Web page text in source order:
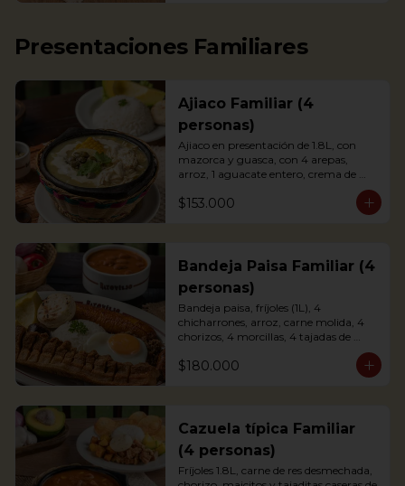
Presentaciones Familiares
Ajiaco Familiar (4
personas)
Ajiaco en presentación de 1.8L, con
mazorca y guasca, con 4 arepas,
arroz, 1 aguacate entero, crema de
*La presentación de la foto es
$153.000
Bandeja Paisa Familiar (4
personas)
Bandeja paisa, fríjoles (1L), 4
chicharrones, arroz, carne molida, 4
chorizos, 4 morcillas, 4 tajadas de
maduro, 4 huevos fritos, 1 aguacate y
4 arepas.
$180.000
Cazuela típica Familiar
(4 personas)
Fríjoles 1.8L, carne de res desmechada,